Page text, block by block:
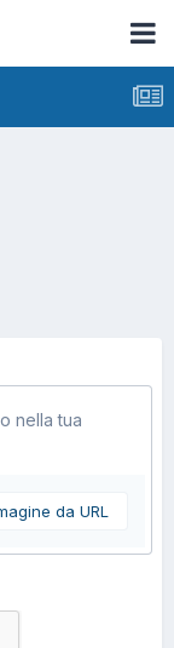
nella tua
da URL